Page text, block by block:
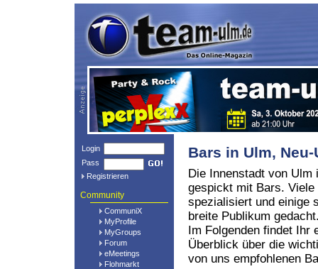
Login
Pass
Registrieren
Community
CommuniX
MyProfile
MyGroups
Forum
eMeetings
Flohmarkt
Bars in Ulm,
Die Innenstadt von Ulm
gespickt mit Bars. Viele
spezialisiert und einige
breite Publikum
Im Folgenden findet Ihr
Überblick über die
von uns empfohlenen